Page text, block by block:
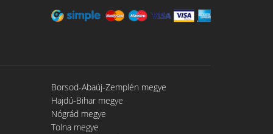
Borsod-Abaúj-Zemplén megye
Hajdú-Bihar megye
Nógrád megye
Tolna megye